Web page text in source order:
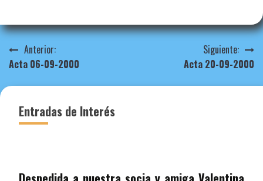
Navegación
de
Anterior:
Acta 06-09-2000
Siguiente:
Acta 20-09-2000
Entradas de Interés